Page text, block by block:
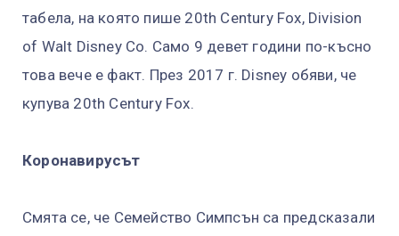
табела, на която пише 20th Century Fox, Division
of Walt Disney Co. Само 9 девет години по-късно
това вече е факт. През 2017 г. Disney обяви, че
купува 20th Century Fox.
Коронавирусът
Смята се, че Семейство Симпсън са предсказали